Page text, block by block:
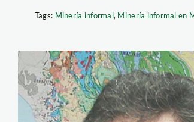
Tags: Minería informal, Minería informal en